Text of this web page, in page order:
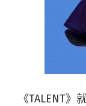
《TALENT